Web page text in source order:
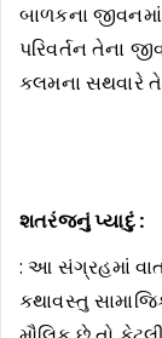
બાળકના
પરિવર્તન તેના
કલમના સથવારે
શતરંજનું પ્યાદું :
: આ સંગ્રહમાં
કથાવસ્તુ